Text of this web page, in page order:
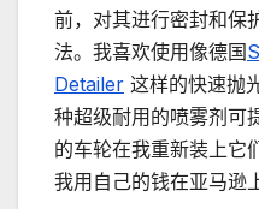
前，对其进行密封和保
法。我喜欢使用像德国
Detailer 这样的快速抛
种超级耐用的喷雾剂可
的车轮在我重新装上它
我用自己的钱在亚马逊